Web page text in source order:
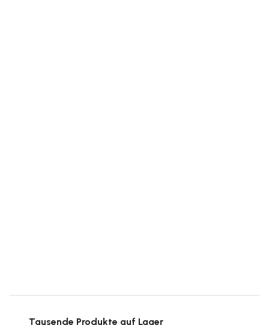
Tausende Produkte auf Lager